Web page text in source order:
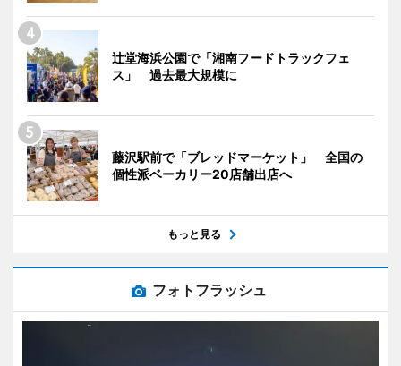
辻堂海浜公園で「湘南フードトラックフェ
ス」 過去最大規模に
藤沢駅前で「ブレッドマーケット」 全国の
個性派ベーカリー20店舗出店へ
もっと見る
フォトフラッシュ